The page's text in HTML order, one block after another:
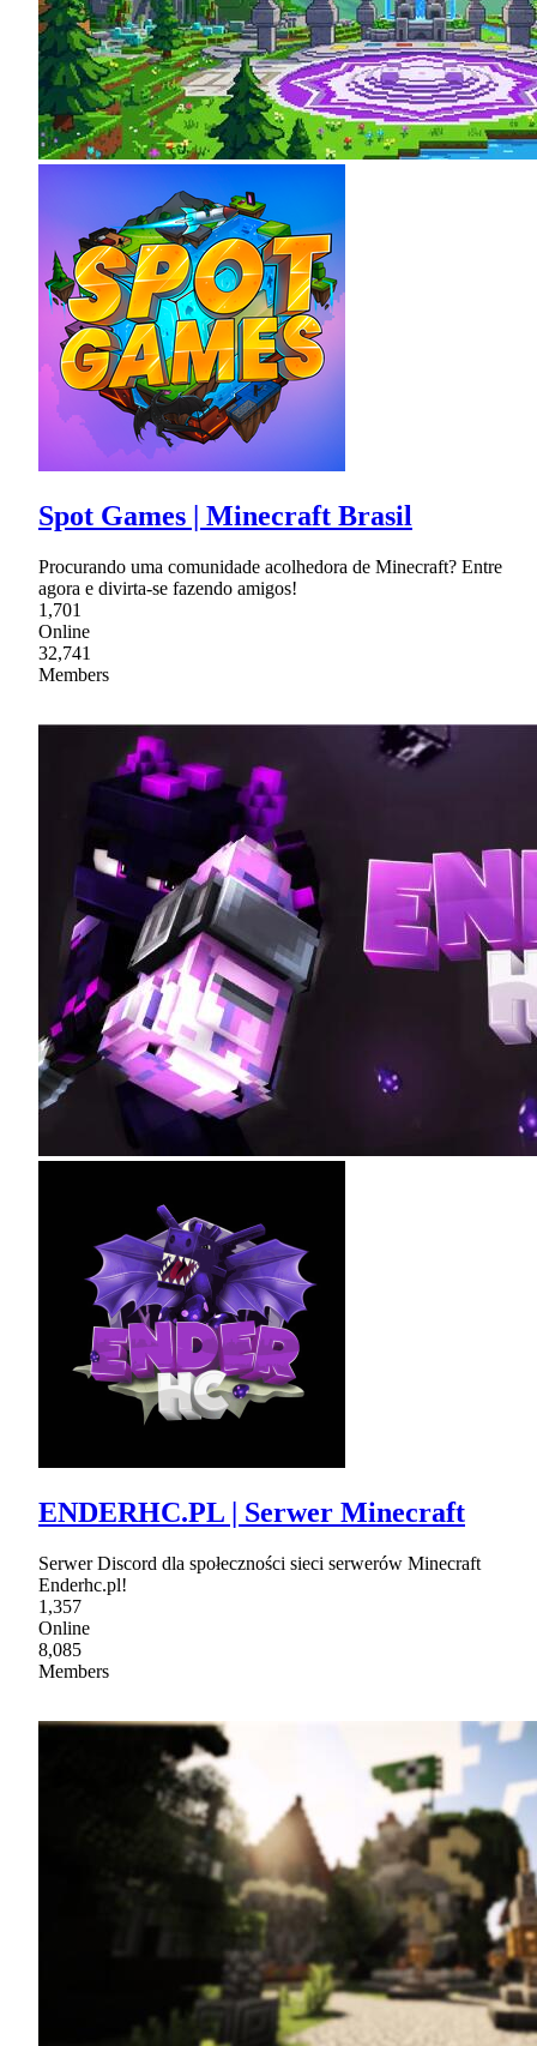
Spot Games | Minecraft Brasil
Procurando uma comunidade acolhedora de Minecraft? Entre
agora e divirta-se fazendo amigos!
1,701
Online
32,741
Members
ENDERHC.PL | Serwer Minecraft
Serwer Discord dla społeczności sieci serwerów Minecraft
Enderhc.pl!
1,357
Online
8,085
Members